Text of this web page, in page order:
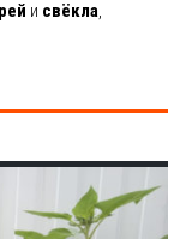
и свёкла